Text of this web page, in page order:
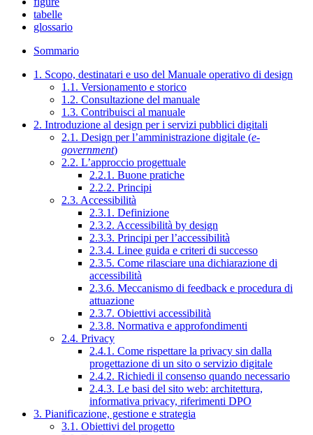
tabelle
glossario
Sommario
1. Scopo, destinatari e uso del Manuale operativo di design
1.1. Versionamento e storico
1.2. Consultazione del manuale
1.3. Contribuisci al manuale
2. Introduzione al design per i servizi pubblici digitali
2.1. Design per l’amministrazione digitale (e-
government)
2.2. L’approccio progettuale
2.2.1. Buone pratiche
2.2.2. Principi
2.3. Accessibilità
2.3.1. Definizione
2.3.2. Accessibilità by design
2.3.3. Principi per l’accessibilità
2.3.4. Linee guida e criteri di successo
2.3.5. Come rilasciare una dichiarazione di
accessibilità
2.3.6. Meccanismo di feedback e procedura di
attuazione
2.3.7. Obiettivi accessibilità
2.3.8. Normativa e approfondimenti
2.4. Privacy
2.4.1. Come rispettare la privacy sin dalla
progettazione di un sito o servizio digitale
2.4.2. Richiedi il consenso quando necessario
2.4.3. Le basi del sito web: architettura,
informativa privacy, riferimenti DPO
3. Pianificazione, gestione e strategia
3.1. Obiettivi del progetto